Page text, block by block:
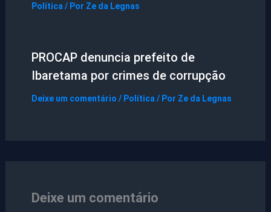
Política / Por Ze da Legnas
PROCAP denuncia prefeito de
Ibaretama por crimes de corrupção
Deixe um comentário / Política / Por Ze da Legnas
Deixe um comentário